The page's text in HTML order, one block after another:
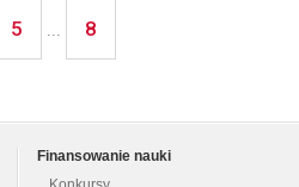
5 ... 8
Finansowanie nauki